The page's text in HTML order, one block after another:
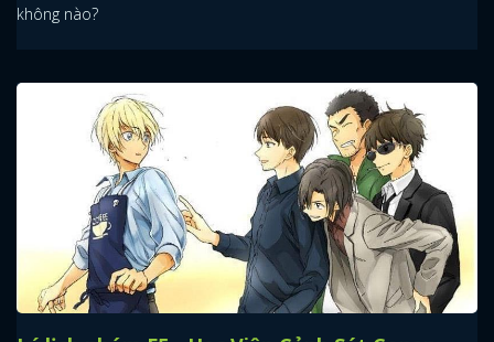
không nào?